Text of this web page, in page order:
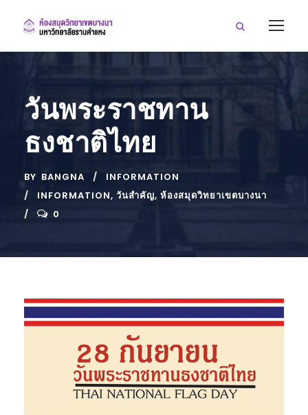
วันพระราชทาน
ธงชาติไทย
BY BANGNA
INFORMATION
INFORMATION, วันสำคัญ, ห้องสมุดวิทยาเขตบางนา
0